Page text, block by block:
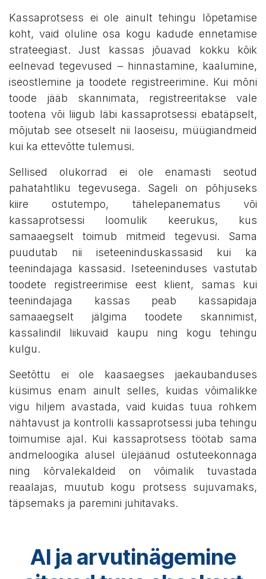
Kassaprotsess ei ole ainult tehingu lõpetamise
koht, vaid oluline osa kogu kadude ennetamise
strateegiast. Just kassas jõuavad kokku kõik
eelnevad tegevused – hinnastamine, kaalumine,
iseostlemine ja toodete registreerimine. Kui mõni
toode jääb skannimata, registreeritakse vale
tootena või liigub läbi kassaprotsessi ebatäpselt,
mõjutab see otseselt nii laoseisu, müügiandmeid
kui ka ettevõtte tulemusi.
Sellised olukorrad ei ole enamasti seotud
pahatahtliku tegevusega. Sageli on põhjuseks
kiire ostutempo, tähelepanematus või
kassaprotsessi loomulik keerukus, kus
samaaegselt toimub mitmeid tegevusi. Sama
puudutab nii iseteeninduskassasid kui ka
teenindajaga kassasid. Iseteeninduses vastutab
toodete registreerimise eest klient, samas kui
teenindajaga kassas peab kassapidaja
samaaegselt jälgima toodete skannimist,
kassalindil liikuvaid kaupu ning kogu tehingu
kulgu.
Seetõttu ei ole kaasaegses jaekaubanduses
küsimus enam ainult selles, kuidas võimalikke
vigu hiljem avastada, vaid kuidas tuua rohkem
nähtavust ja kontrolli kassaprotsessi juba tehingu
toimumise ajal. Kui kassaprotsess töötab sama
andmeloogika alusel ülejäänud ostuteekonnaga
ning kõrvalekaldeid on võimalik tuvastada
reaalajas, muutub kogu protsess sujuvamaks,
täpsemaks ja paremini juhitavaks.
AI ja arvutinägemine